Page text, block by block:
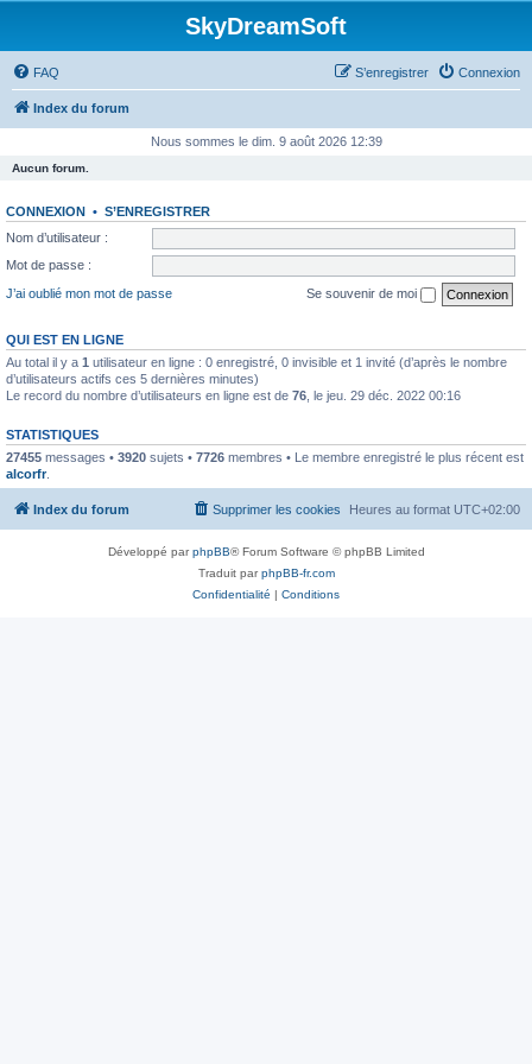
SkyDreamSoft
FAQ Connexion
S’enregistrer
Index du forum
Nous sommes le dim. 9 août 2026 12:39
Aucun forum.
CONNEXION • S’ENREGISTRER
Nom d’utilisateur :
Mot de passe :
J’ai oublié mon mot de passe
Se souvenir de moi
QUI EST EN LIGNE
Au total il y a 1 utilisateur en ligne : 0 enregistré, 0 invisible et 1 invité (d’après le nombre
d’utilisateurs actifs ces 5 dernières minutes)
Le record du nombre d’utilisateurs en ligne est de 76 , le jeu. 29 déc. 2022 00:16
STATISTIQUES
27455 messages • 3920 sujets • 7726 membres • Le membre enregistré le plus récent est
alcorfr.
Index du forum Heures au format UTC+02:00
Supprimer les cookies
Développé parphpBB® Forum Software © phpBB Limited
Traduit parphpBB-fr.com
Confidentialité | Conditions